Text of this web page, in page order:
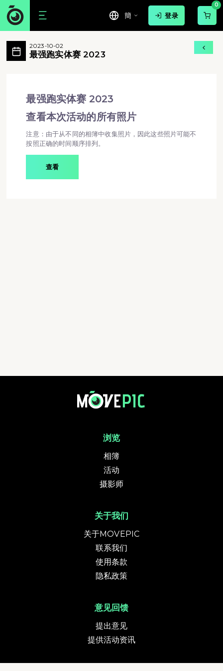
簡 登录
0
最强跑实体赛 2023 活動相簿
勇于接受挑战， 尽情拥抱胜利。 战场里全
2023-10-02
最强跑实体赛 2023
最强跑实体赛 2023
查看本次活动的所有照片
注意：由于从不同的相簿中收集照片，因此这些照片可能不
按照正确的时间顺序排列。
查看
浏览
相簿
活动
摄影师
关于我们
关于MOVEPIC
联系我们
使用条款
隐私政策
意见回馈
提出意见
提供活动资讯